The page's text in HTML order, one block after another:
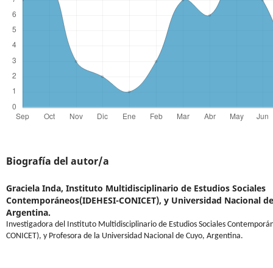
Biografía del autor/a
Graciela Inda, Instituto Multidisciplinario de Estudios Sociales
Contemporáneos(IDEHESI-CONICET), y Universidad Nacional
Argentina.
Investigadora del Instituto Multidisciplinario de Estudios Sociales
CONICET), y Profesora de la Universidad Nacional de Cuyo, Argentina.